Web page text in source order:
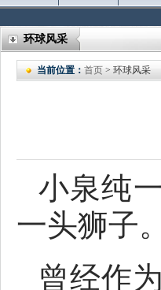
环球风采
当前位置： 首页 > 环球风采
小泉纯
一头狮子。
曾经作